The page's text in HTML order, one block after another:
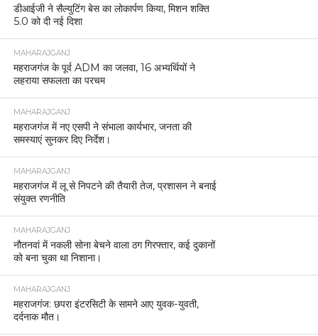
डीआईजी ने सैल्युटिंग बेस का लोकार्पण किया, मिशन शक्ति
5.0 को दी नई दिशा
MAHARAJGANJ
महराजगंज के पूर्व ADM का जलवा, 16 अभ्यर्थियों ने
लहराया सफलता का परचम
MAHARAJGANJ
महराजगंज में नए एसपी ने संभाला कार्यभार, जनता की
समस्याएं सुनकर दिए निर्देश।
MAHARAJGANJ
महराजगंज में लू से निपटने की तैयारी तेज, प्रशासन ने बनाई
संयुक्त रणनीति
MAHARAJGANJ
नौतनवां में नकली सोना बेचने वाला ठग गिरफ्तार, कई दुकानों
को बना चुका था निशाना।
MAHARAJGANJ
महराजगंज: छपरा इंटरसिटी के सामने आए युवक-युवती,
दर्दनाक मौत।